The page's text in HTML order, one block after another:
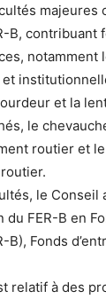
majeures
B, contribuant
notamment
et la
le
routier et
le Conseil
FER-B en
B), Fonds
relatif à des